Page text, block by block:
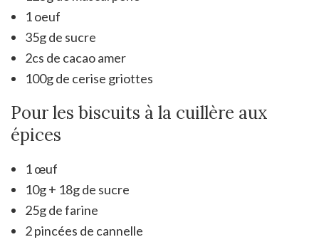
1 oeuf
35g de sucre
2cs de cacao amer
100g de cerise griottes
Pour les biscuits à la cuillère aux
épices
1 œuf
10g + 18g de sucre
25g de farine
2 pincées de cannelle